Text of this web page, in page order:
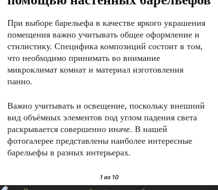
При выборе барельефа в качестве яркого украшения
помещения важно учитывать общее оформление и
стилистику. Специфика композиций состоит в том,
что необходимо принимать во внимание
микроклимат комнат и материал изготовления
панно.
Важно учитывать и освещение, поскольку внешний
вид объёмных элементов под углом падения света
раскрывается совершенно иначе. В нашей
фотогалерее представлены наиболее интересные
барельефы в разных интерьерах.
1из 10